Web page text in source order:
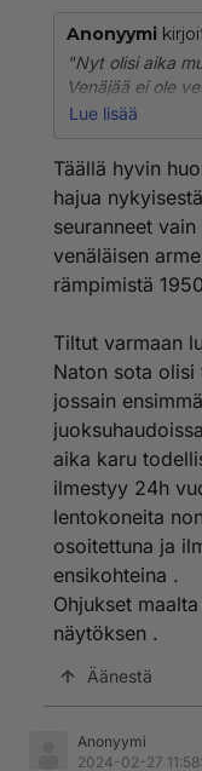
Anonyymi
"Nyt olisi aika
Venäjää ei ole
Tuo ei
Ukrainassa,
ei tule
Putinin
merkityksetöntä
sitten kun
Putleri roikkuu
on Haagissa
hölötyksiään.
"Suomi on
Ukrainassa,
Suomi on
Nato viimeisenä
olosuhteissa
diktaattorinsa
Lue lisää
Täällä hyvin
hajua
seuranneet
venäläisen
rämpimistä
Tiltut varmaan
Naton sota olisi
jossain
aika karu
ilmestyy 24h
lentokoneita
osoitettuna ja
ensikohteina .
Ohjukset
näytöksen .
Äänestä
Anonyymi
2024-02-27